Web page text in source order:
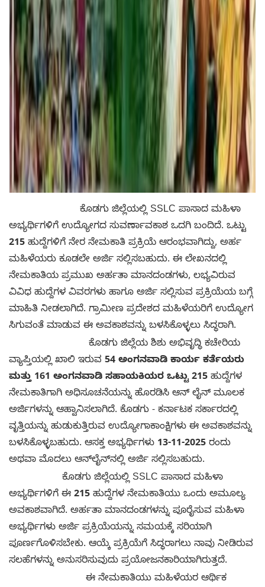
ಕೊಡಗು ಜಿಲ್ಲೆಯಲ್ಲಿ SSLC ಪಾಸಾದ ಮಹಿಳಾ
ಅಭ್ಯರ್ಥಿಗಳಿಗೆ ಉದ್ಯೋಗದ ಸುವರ್ಣಾವಕಾಶ ಒದಗಿ ಬಂದಿದೆ. ಒಟ್ಟು
215 ಹುದ್ದೆಗಳಿಗೆ ನೇರ ನೇಮಕಾತಿ ಪ್ರಕ್ರಿಯೆ ಆರಂಭವಾಗಿದ್ದು, ಅರ್ಹ
ಮಹಿಳೆಯರು ಕೂಡಲೇ ಅರ್ಜಿ ಸಲ್ಲಿಸಬಹುದು. ಈ ಲೇಖನದಲ್ಲಿ
ನೇಮಕಾತಿಯ ಪ್ರಮುಖ ಅರ್ಹತಾ ಮಾನದಂಡಗಳು, ಲಭ್ಯವಿರುವ
ವಿವಿಧ ಹುದ್ದೆಗಳ ವಿವರಗಳು ಹಾಗೂ ಅರ್ಜಿ ಸಲ್ಲಿಸುವ ಪ್ರಕ್ರಿಯೆಯ ಬಗ್ಗೆ
ಮಾಹಿತಿ ನೀಡಲಾಗಿದೆ. ಗ್ರಾಮೀಣ ಪ್ರದೇಶದ ಮಹಿಳೆಯರಿಗೆ ಉದ್ಯೋಗ
ಸಿಗುವಂತೆ ಮಾಡುವ ಈ ಅವಕಾಶವನ್ನು ಬಳಸಿಕೊಳ್ಳಲು ಸಿದ್ಧರಾಗಿ.
ಕೊಡಗು ಜಿಲ್ಲೆಯ ಶಿಶು ಅಭಿವೃದ್ಧಿ ಕಚೇರಿಯ
ವ್ಯಾಪ್ತಿಯಲ್ಲಿ ಖಾಲಿ ಇರುವ 54 ಅಂಗನವಾಡಿ ಕಾರ್ಯ ಕರ್ತೆಯರು
ಮತ್ತು 161 ಅಂಗನವಾಡಿ ಸಹಾಯಕಿಯರ ಒಟ್ಟು 215 ಹುದ್ದೆಗಳ
ನೇಮಕಾತಿಗಾಗಿ ಅಧಿಸೂಚನೆಯನ್ನು ಹೊರಡಿಸಿ ಆನ್ ಲೈನ್ ಮೂಲಕ
ಅರ್ಜಿಗಳನ್ನು ಆಹ್ವಾನಿಸಲಾಗಿದೆ. ಕೊಡಗು - ಕರ್ನಾಟಕ ಸರ್ಕಾರದಲ್ಲಿ
ವೃತ್ತಿಯನ್ನು ಹುಡುಕುತ್ತಿರುವ ಉದ್ಯೋಗಾಕಾಂಕ್ಷಿಗಳು ಈ ಅವಕಾಶವನ್ನು
ಬಳಸಿಕೊಳ್ಳಬಹುದು. ಆಸಕ್ತ ಅಭ್ಯರ್ಥಿಗಳು 13-11-2025 ರಂದು
ಅಥವಾ ಮೊದಲು ಆನ್‌ಲೈನ್‌ನಲ್ಲಿ ಅರ್ಜಿ ಸಲ್ಲಿಸಬಹುದು.
ಕೊಡಗು ಜಿಲ್ಲೆಯಲ್ಲಿ SSLC ಪಾಸಾದ ಮಹಿಳಾ
ಅಭ್ಯರ್ಥಿಗಳಿಗೆ ಈ 215 ಹುದ್ದೆಗಳ ನೇಮಕಾತಿಯು ಒಂದು ಅಮೂಲ್ಯ
ಅವಕಾಶವಾಗಿದೆ. ಅರ್ಹತಾ ಮಾನದಂಡಗಳನ್ನು ಪೂರೈಸುವ ಮಹಿಳಾ
ಅಭ್ಯರ್ಥಿಗಳು ಅರ್ಜಿ ಪ್ರಕ್ರಿಯೆಯನ್ನು ಸಮಯಕ್ಕೆ ಸರಿಯಾಗಿ
ಪೂರ್ಣಗೊಳಿಸಬೇಕು. ಆಯ್ಕೆ ಪ್ರಕ್ರಿಯೆಗೆ ಸಿದ್ಧರಾಗಲು ನಾವು ನೀಡಿರುವ
ಸಲಹೆಗಳನ್ನು ಅನುಸರಿಸುವುದು ಪ್ರಯೋಜನಕಾರಿಯಾಗಿರುತ್ತದೆ.
ಈ ನೇಮಕಾತಿಯು ಮಹಿಳೆಯರ ಆರ್ಥಿಕ